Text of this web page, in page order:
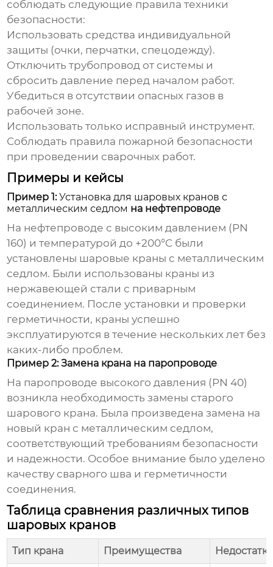
соблюдать следующие правила техники
безопасности:
Использовать средства индивидуальной
защиты (очки, перчатки, спецодежду).
Отключить трубопровод от системы и
сбросить давление перед началом работ.
Убедиться в отсутствии опасных газов в
рабочей зоне.
Использовать только исправный инструмент.
Соблюдать правила пожарной безопасности
при проведении сварочных работ.
Примеры и кейсы
Пример 1:Установка для шаровых кранов с
металлическим седлом на нефтепроводе
На нефтепроводе с высоким давлением (PN
160) и температурой до +200°C были
установлены шаровые краны с металлическим
седлом. Были использованы краны из
нержавеющей стали с приварным
соединением. Послеустановки и проверки
герметичности, краны успешно
эксплуатируются в течение нескольких лет без
каких-либо проблем.
Пример 2: Замена крана на паропроводе
На паропроводе высокого давления (PN 40)
возникла необходимость замены старого
шарового крана. Была произведена замена на
новый кран с металлическим седлом,
соответствующий требованиям безопасности
и надежности. Особое внимание было уделено
качеству сварного шва и герметичности
соединения.
Таблица сравнения различных типов
шаровых кранов
Тип крана Преимущества